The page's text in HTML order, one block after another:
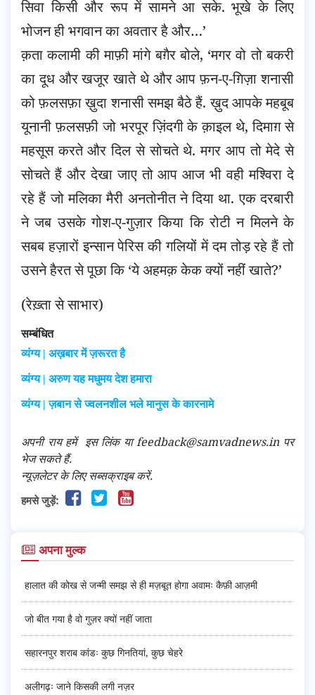
सिवा किसी और रूप में सामने आ सके. भूखे के लिए
भोजन ही भगवान का अवतार है और…’
क़ता कलामी की माफ़ी मांगे बग़ैर बोले, ‘मगर वो तो बकरी
का दूध और खजूर खाते थे और आप फ़न-ए-ग़िज़ा शनासी
को फ़लसफ़ा ख़ुदा शनासी समझ बैठे हैं. ख़ुद आपके महबूब
यूनानी फ़लसफ़ी जो भरपूर ज़िंदगी के क़ाइल थे, दिमाग़ से
महसूस करते और दिल से सोचते थे. मगर आप तो मेदे से
सोचते हैं और देखा जाए तो आप आज भी वही मश्विरा दे
रहे हैं जो मलिका मैरी अनतोनीत ने दिया था. एक दरबारी
ने जब उसके गोश-ए-गुज़ार किया कि रोटी न मिलने के
सबब हज़ारों इन्सान पेरिस की गलियों में दम तोड़ रहे हैं तो
उसने हैरत से पूछा कि ‘ये अहमक़ केक क्यों नहीं खाते?’
(रेख़्ता से साभार)
सम्बंधित
व्यंग्य | अख़बार में ज़रूरत है
व्यंग्य | अरुण यह मधुमय देश हमारा
व्यंग्य | ज़बान से ज्वलनशील भले मानुस के कारनामे
अपनी राय हमें इस लिंक या feedback@samvadnews.in पर
भेज सकते हैं.
न्यूज़लेटर के लिए सब्सक्राइब करें.
हमसे जुड़ें:
अपना मुल्क
हालात की कोख से जन्मी समझ से ही मज़बूत होगा अवामः कैफ़ी आज़मी
जो बीत गया है वो गुज़र क्यों नहीं जाता
सहारनपुर शराब कांडः कुछ गिनतियां, कुछ चेहरे
अलीगढ़ः जाने किसकी लगी नज़र